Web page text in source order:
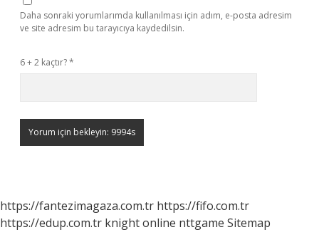
Daha sonraki yorumlarımda kullanılması için adım, e-posta adresim
ve site adresim bu tarayıcıya kaydedilsin.
6 + 2 kaçtır?*
https://fantezimagaza.com.tr https://fifo.com.tr
https://edup.com.tr knight online nttgame Sitemap